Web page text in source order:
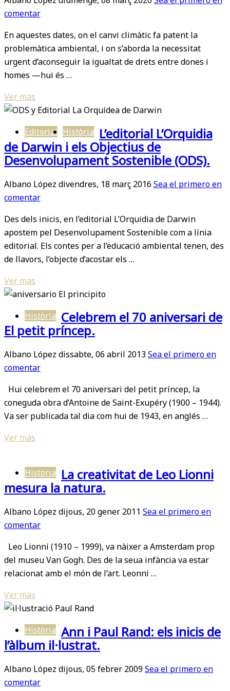
comentar
En aquestes dates, on el canvi climàtic fa patent la
problemàtica ambiental, i on s’aborda la necessitat
urgent d’aconseguir la igualtat de drets entre dones i
homes —hui és …
Ver más
Editorial Història L’editorial L’Orquidia
de Darwin i els Objectius de
Desenvolupament Sostenible (ODS).
Albano López divendres, 18 març 2016 Sea el primero en
comentar
Des dels inicis, en l’editorial L’Orquidia de Darwin
apostem pel Desenvolupament Sostenible com a línia
editorial. Els contes per a l’educació ambiental tenen, des
de llavors, l’objecte d’acostar els …
Ver más
Història Celebrem el 70 aniversari de
El petit príncep.
Albano López dissabte, 06 abril 2013Sea el primero en
comentar
Hui celebrem el 70 aniversari del petit príncep, la
coneguda obra d’Antoine de Saint-Exupéry (1900 – 1944).
Va ser publicada tal dia com hui de 1943, en anglés …
Ver más
Història La creativitat de Leo Lionni
mesura la natura.
Albano López dijous, 20 gener 2011 Sea el primero en
comentar
Leo Lionni (1910 – 1999), va nàixer a Amsterdam prop
del museu Van Gogh. Des de la seua infància va estar
relacionat amb el món de l’art. Leonni …
Ver más
Història Ann i Paul Rand: els inicis de
l’àlbum il·lustrat.
Albano López dijous, 05 febrer 2009Sea el primero en
comentar